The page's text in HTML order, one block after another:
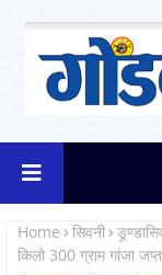
Home सिवनी
किलो 300 ग्राम गांजा